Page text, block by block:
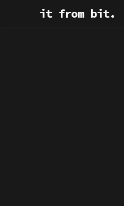
it from bit.